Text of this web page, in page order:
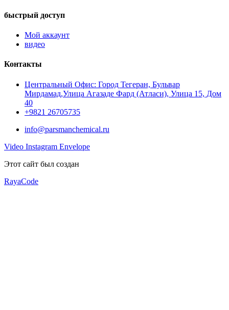
быстрый доступ
Мой аккаунт
видео
Контакты
Центральный Офис: Город Тегеран, Бульвар
Мирдамад,Улица Агазаде Фард (Атласи), Улица 15, Дом
40
+9821 26705735
info@parsmanchemical.ru
Video Instagram Envelope
Этот сайт был создан
RayaCode